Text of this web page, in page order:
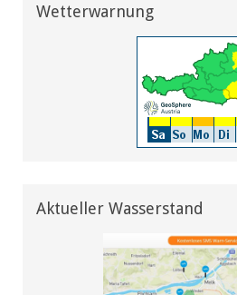
Wetterwarnung
Aktueller Wasserstand